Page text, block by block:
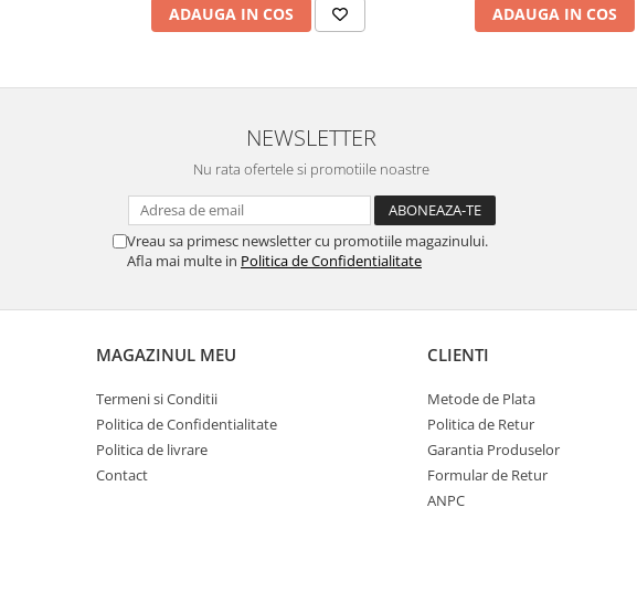
ADAUGA IN COS ADAUGA IN COS
NEWSLETTER
Nu rata ofertele si promotiile noastre
Vreau sa primesc newsletter cu promotiile magazinului.
Afla mai multe in Politica de Confidentialitate
MAGAZINUL MEU
Termeni si Conditii
Politica de Confidentialitate
Politica de livrare
Contact
CLIENTI
Metode de Plata
Politica de Retur
Garantia Produselor
Formular de Retur
ANPC